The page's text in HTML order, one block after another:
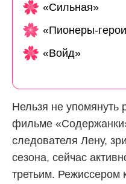
«Сильная»
«Пионеры-
«Войд»
Нельзя не упомянуть
фильме
следователя Лену,
сезона, сейчас
третьим. Режиссером